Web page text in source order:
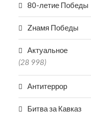
80-летие Победы
Zнамя Победы
Актуальное
(28 998)
Антитеррор
Битва за Кавказ